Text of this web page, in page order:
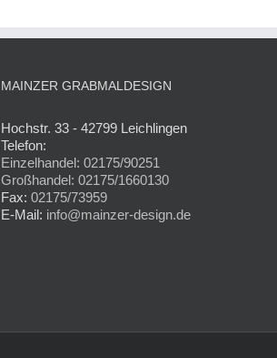
MAINZER GRABMALDESIGN
Hochstr. 33 - 42799 Leichlingen
Telefon:
Einzelhandel: 02175/90251
Großhandel: 02175/1660130
Fax: 02175/73959
E-Mail: info@mainzer-design.de